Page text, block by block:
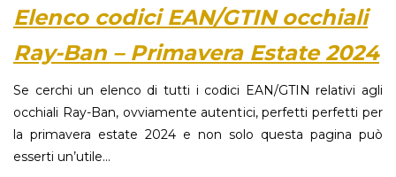
Elenco codici EAN/GTIN occhiali
Ray-Ban – Primavera Estate 2024
Se cerchi un elenco di tutti i codici EAN/GTIN relativi agli
occhiali Ray-Ban, ovviamente autentici, perfetti perfetti per
la primavera estate 2024 e non solo questa pagina può
esserti un’utile...